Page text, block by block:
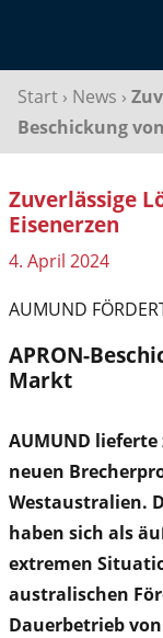
Start › News ›
Beschickung
Zuverlässige
Eisenerzen
4. April 2024
AUMUND
APRON-
Markt
AUMUND
neuen
Westaustralien.
haben sich als
extremen
australischen
Dauerbetrieb